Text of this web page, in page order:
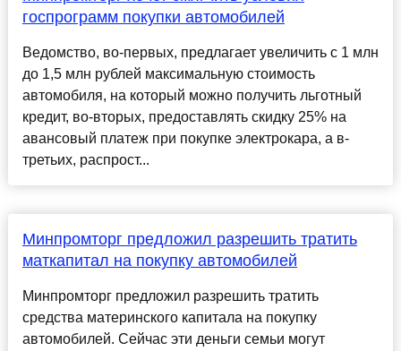
госпрограмм покупки автомобилей
Ведомство, во-первых, предлагает увеличить с 1 млн
до 1,5 млн рублей максимальную стоимость
автомобиля, на который можно получить льготный
кредит, во-вторых, предоставлять скидку 25% на
авансовый платеж при покупке электрокара, а в-
третьих, распрост...
Минпромторг предложил разрешить тратить
маткапитал на покупку автомобилей
Минпромторг предложил разрешить тратить
средства материнского капитала на покупку
автомобилей. Сейчас эти деньги семьи могут